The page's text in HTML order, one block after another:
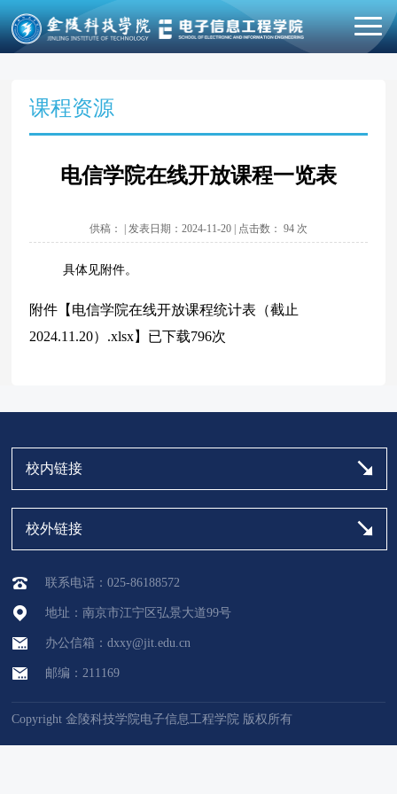
课程资源
电信学院在线开放课程一览表
供稿： | 发表日期：2024-11-20 | 点击数： 94次
具体见附件。
附件【 电信学院在线开放课程统计表（截止
2024.11.20）.xlsx】已下载796次
校内链接
校外链接
联系电话：025-86188572
地址：南京市江宁区弘景大道99号
办公信箱：dxxy@jit.edu.cn
邮编：211169
Copyright 金陵科技学院电子信息工程学院 版权所有